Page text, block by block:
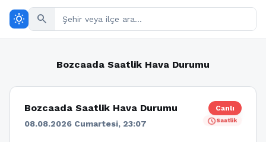
wb_sunny search
Bozcaada Saatlik Hava Durumu
Bozcaada Saatlik Hava Durumu
08.08.2026 Cumartesi, 23:07
Canlı
scheduleSaatlik